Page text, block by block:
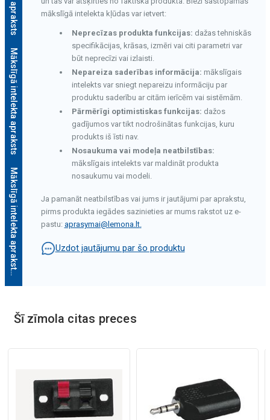
Mākslīgā intelekta apraksts
M
ā
k
s
l
ī
g
ā
i
n
t
e
l
e
k
t
a
a
p
r
a
k
s
t
s
Mākslīgā intelekta apraksts
mākslīgā intelekta kļūdas var ietvert:
Neprecīzas produkta funkcijas: dažas tehniskās
specifikācijas, krāsas, izmēri vai citi parametri var
būt neprecīzi vai izlaisti.
Nepareiza saderības informācija: mākslīgais
intelekts var sniegt nepareizu informāciju par
produktu saderību ar citām ierīcēm vai sistēmām.
Pārmērīgi optimistiskas funkcijas: dažos
gadījumos var tikt nodrošinātas funkcijas, kuru
produkts iš īsti nav.
Nosaukuma vai modeļa neatbilstības:
mākslīgais intelekts var maldināt produkta
nosaukumu vai modeli.
Ja pamanāt neatbilstības vai jums ir jautājumi par aprakstu,
pirms produkta iegādes sazinieties ar mums rakstot uz e-
pastu: aprasymai@lemona.lt.
Uzdot jautājumu par šo produktu
Šī zīmola citas preces